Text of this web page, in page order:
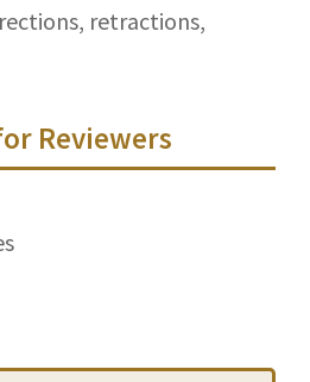
retractions,
Reviewers